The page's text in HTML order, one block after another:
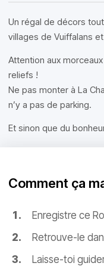
Un régal de décors
villages de Vuiffalans
Attention aux
reliefs !
Ne pas monter à La
n’y a pas de parking.
Et sinon que du
Comment ça
Enregistre ce
Retrouve-le
Laisse-toi